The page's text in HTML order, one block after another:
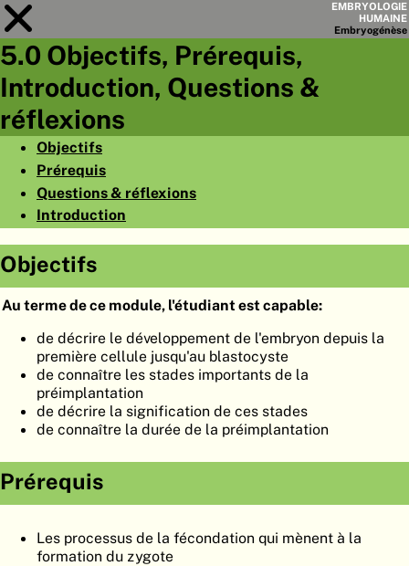
EMBRYOLOGIE
HUMAINE
Embryogénèse
Module
ACCUEIL
EMBRYO
ATLASEMBRYOLOGY
RECHERCHER
AIDE
5.0 Objectifs, Prérequis,
Introduction, Questions &
réflexions
Objectifs
Prérequis
Questions & réflexions
Introduction
Objectifs
Au terme de ce module, l'étudiant est capable:
de décrire le développement de l'embryon depuis la
première cellule jusqu'au blastocyste
de connaître les stades importants de la
préimplantation
de décrire la signification de ces stades
de connaître la durée de la préimplantation
Prérequis
Les processus de la fécondation qui mènent à la
formation du zygote